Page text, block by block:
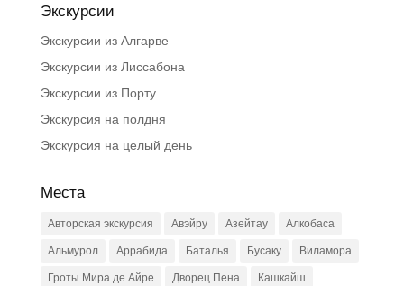
Экскурсии
Экскурсии из Алгарве
Экскурсии из Лиссабона
Экскурсии из Порту
Экскурсия на полдня
Экскурсия на целый день
Места
Авторская экскурсия Авэйру Азейтау
Алкобаса
Альмурол
Аррабида Баталья Бусаку
Виламора
Гроты Мира де Айре
Дворец Пена
Кашкайш